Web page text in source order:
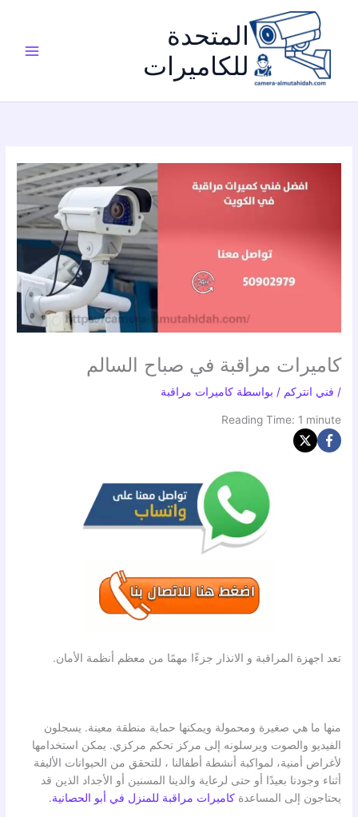
المتحدة
للكاميرات
كاميرات مراقبة في صباح السالم
/ فني انتركم / بواسطة كاميرات مراقبة
Reading Time: 1 minute
تعد اجهزة المراقبة و الانذار جزءًا مهمًا من معظم أنظمة الأمان.
منها ما هي صغيرة ومحمولة ويمكنها حماية منطقة معينة. يسجلون
الفيديو والصوت ويرسلونه إلى مركز تحكم مركزي. يمكن استخدامها
لأغراض أمنية، لمواكبة أنشطة أطفالنا ، للتحقق من الحيوانات الأليفة
أثناء وجودنا بعيدًا أو حتى لرعاية والدينا المسنين أو الأجداد الذين قد
يحتاجون إلى المساعدةكاميرات مراقبة للمنزل في أبو الحصانية.